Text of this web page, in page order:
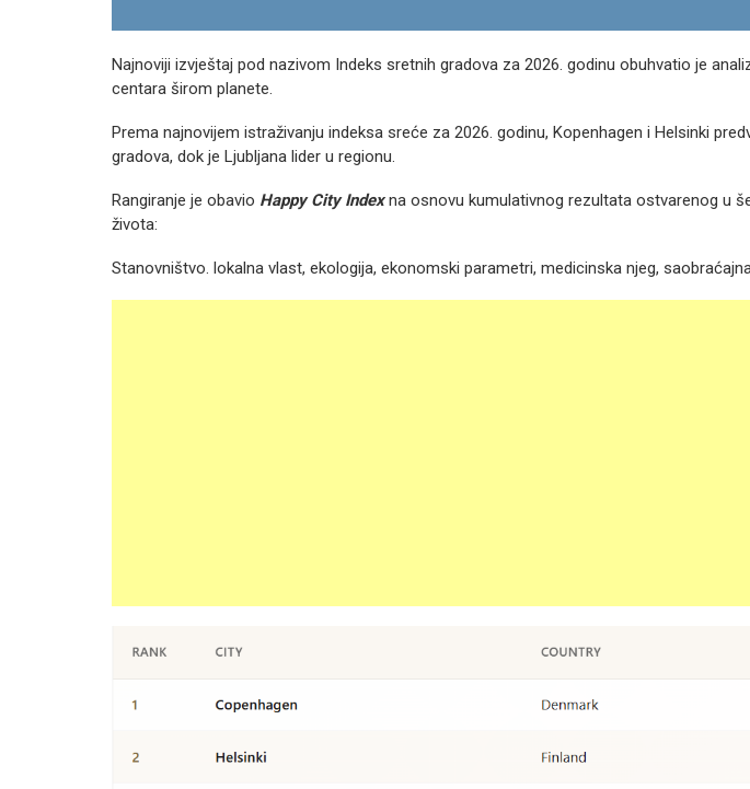
Najnoviji izvještaj pod nazivom Indeks sretnih gradova za 2026. godinu obuhvatio je
centara širom planete.
Prema najnovijem istraživanju indeksa sreće za 2026. godinu, Kopenhagen i Helsinki
gradova, dok je Ljubljana lider u regionu.
Rangiranje je obavio Happy City Indexna osnovu kumulativnog rezultata ostvarenog u
života:
Stanovništvo. lokalna vlast, ekologija, ekonomski parametri, medicinska njeg,